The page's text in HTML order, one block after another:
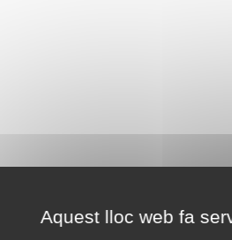
Aquest lloc web fa